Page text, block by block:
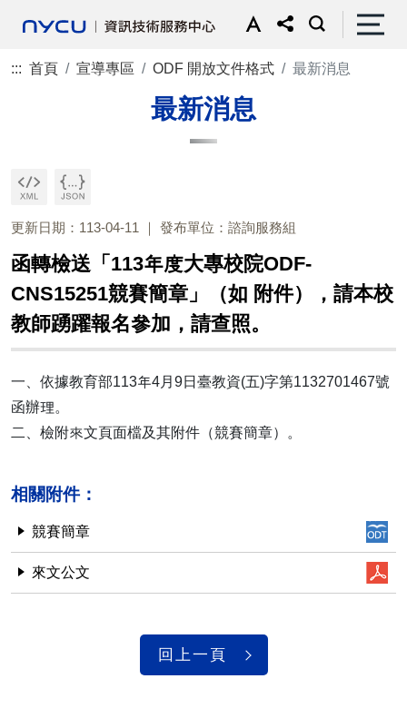
::: 首頁 宣導專區 ODF 開放文件格式 最新消息
最新消息
更新日期：113-04-11 發布單位：諮詢服務組
函轉檢送「113年度大專校院ODF-
CNS15251競賽簡章」（如 附件），請本校
教師踴躍報名參加，請查照。
一、依據教育部113年4月9日臺教資(五)字第1132701467號
函辦理。
二、檢附來文頁面檔及其附件（競賽簡章）。
相關附件：
競賽簡章
來文公文
回上一頁